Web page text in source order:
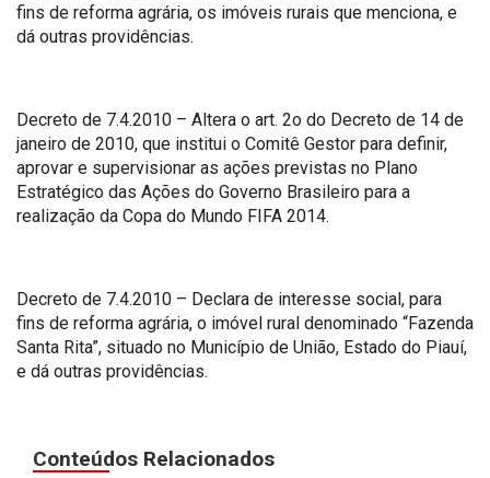
fins de reforma agrária, os imóveis rurais que menciona, e
dá outras providências.
Decreto de 7.4.2010 – Altera o art. 2o do Decreto de 14 de
janeiro de 2010, que institui o Comitê Gestor para definir,
aprovar e supervisionar as ações previstas no Plano
Estratégico das Ações do Governo Brasileiro para a
realização da Copa do Mundo FIFA 2014.
Decreto de 7.4.2010 – Declara de interesse social, para
fins de reforma agrária, o imóvel rural denominado “Fazenda
Santa Rita”, situado no Município de União, Estado do Piauí,
e dá outras providências.
Conteúdos Relacionados